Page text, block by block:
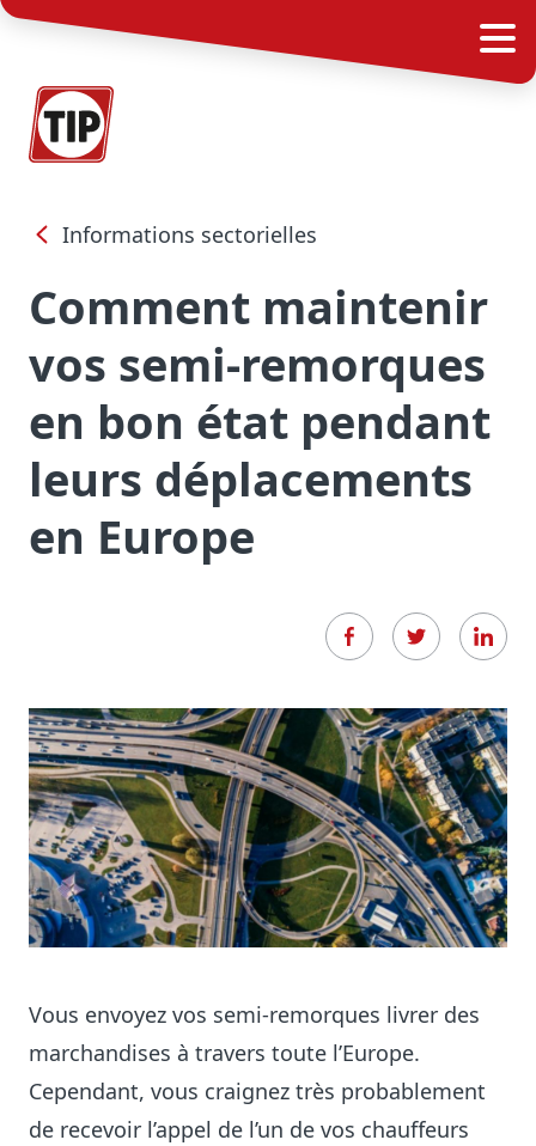
Informations sectorielles
Comment maintenir
vos semi-remorques
en bon état pendant
leurs déplacements
en Europe
Vous envoyez vos semi-remorques livrer des
marchandises à travers toute l’Europe.
Cependant, vous craignez très probablement
de recevoir l’appel de l’un de vos chauffeurs